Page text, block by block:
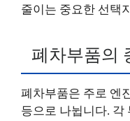
줄이는 중요한 선택
폐차부품의
폐차부품은 주로 엔
등으로 나뉩니다. 각